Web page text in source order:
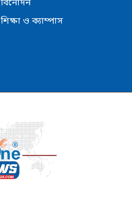
বিনোদন
শিক্ষা ও ক্যাম্পাস